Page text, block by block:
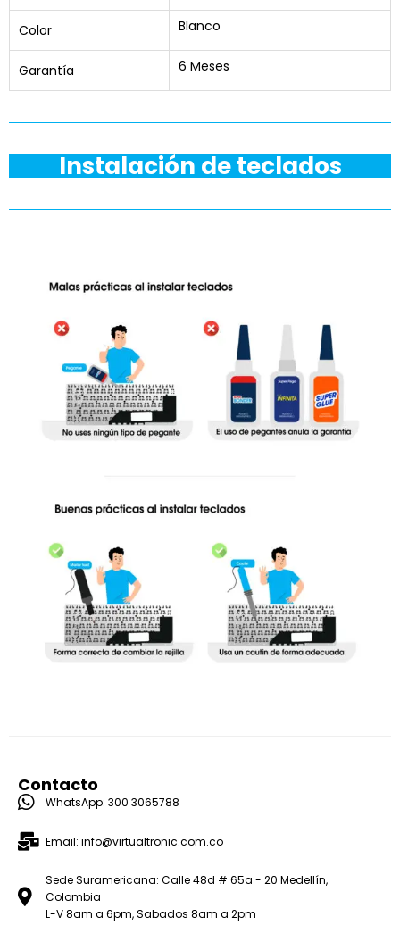
Color Blanco
Garantía 6 Meses
Instalación de teclados
Contacto
WhatsApp: 300 3065788
Email: info@virtualtronic.com.co
Sede Suramericana: Calle 48d # 65a - 20 Medellín,
Colombia
L-V 8am a 6pm, Sabados 8am a 2pm